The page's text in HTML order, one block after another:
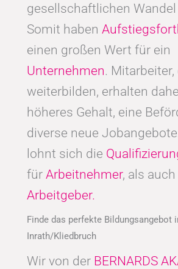
gesellschaftlichen
Somit haben
einen großen Wert für ein
Unternehmen.
weiterbilden, erhalten
höheres Gehalt, eine
diverse neue
lohnt sich die
für Arbeitnehmer, als
Arbeitgeber.
Finde das perfekte Bildungsangebot
Inrath/Kliedbruch
Wir von der BERNARDS